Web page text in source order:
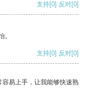
支持[0] 反对[0]
。
支持[0] 反对[0]
易上手，让我能够快速熟